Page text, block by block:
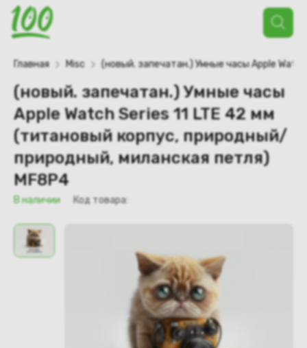
Поиск
товаров
Главная Misc (новый. запечатан.) Умные часы Apple
(новый. запечатан.) Умные часы
Apple Watch Series 11 LTE 42 мм
(титановый корпус, природный/
природный, миланская петля)
MF8P4
В наличии Код товара: